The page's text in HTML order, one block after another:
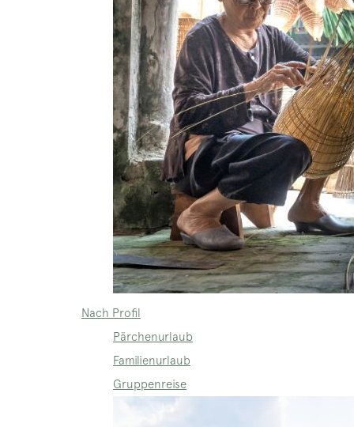
Nach Profil
Pärchenurlaub
Familienurlaub
Gruppenreise